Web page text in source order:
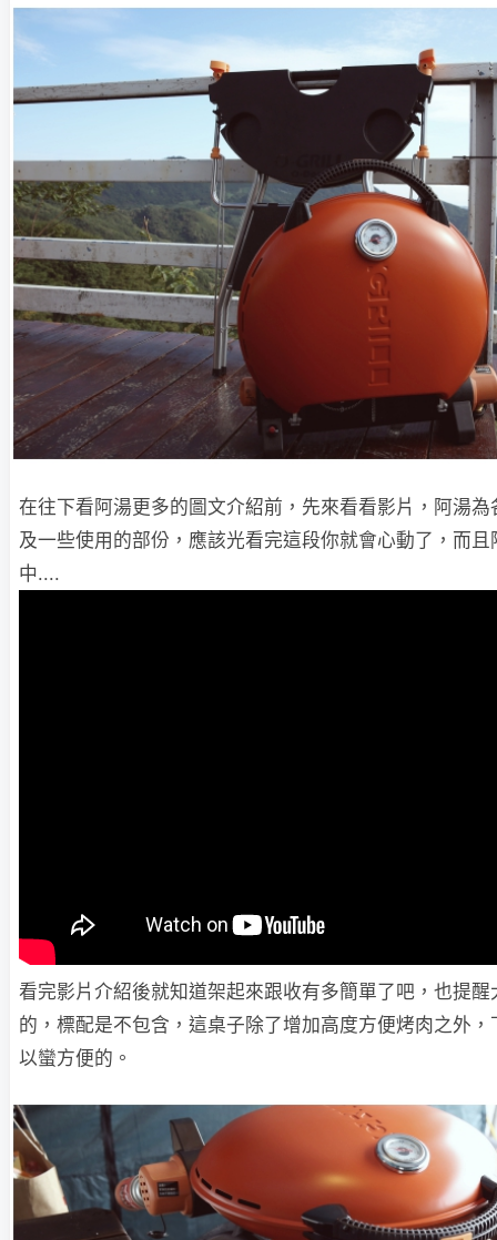
在往下看阿湯更多的圖文介紹前，先來看看影片，阿湯
及一些使用的部份，應該光看完這段你就會心動了，而
中....
看完影片介紹後就知道架起來跟收有多簡單了吧，也提
的，標配是不包含，這桌子除了增加高度方便烤肉之外
以蠻方便的。